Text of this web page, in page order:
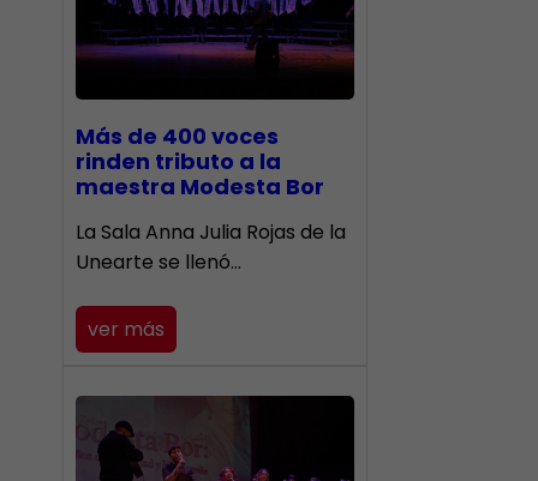
Más de 400 voces
rinden tributo a la
maestra Modesta Bor
​La Sala Anna Julia Rojas de la
Unearte se llenó…
ver más